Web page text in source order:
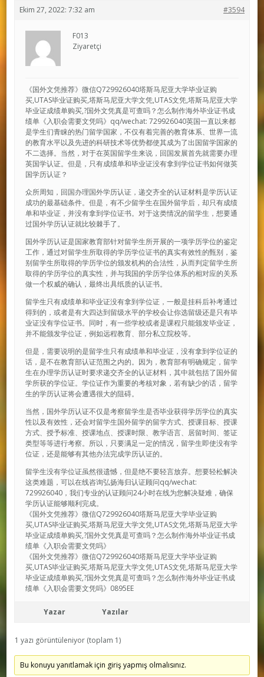
Ekim 27, 2022: 7:32 am #3594
F013
Ziyaretçi
《国外文凭推荐》微信Q729926040塔斯马尼亚大学毕业证购
买,UTAS毕业证购买,塔斯马尼亚大学文凭,UTAS文凭,塔斯马尼亚大学
毕业证成绩单购买,?国外文凭真是可查吗？怎么制作海外毕业证书成
绩单《入职会需要文凭吗》qq/wechat: 729926040英国一直以来都
是学生们青睐的热门留学国家，不仅有着完善的教育体系、世界一流
的教育水平以及先进的科研技术等优势都使其成为了出国留学国家的
不二选择。当然，对于在英国留学生来说，回国发展首先就需要办理
英国学认证。但是，只有成绩单和毕业证没有拿到学位证书如何做英
国学历认证？
众所周知，回国办理国外学历认证，递交齐全的认证材料是学历认证
成功的最基础条件。但是，有不少留学生在国外留学后，却只有成绩
单和毕业证，并没有拿到学位证书。对于这类情况的留学生，想要通
过国外学历认证就比较棘手了。
国外学历认证是国家教育部针对留学生所开展的一项学历学位的鉴定
工作，通过对留学生所取得的学历学位证书的真实有效性的甄别，鉴
别留学生所取得的学历学位的颁发机构的合法性，从而判定留学生所
取得的学历学位的真实性，并与我国的学历学位体系的相对应的关系
做一个权威的确认，最终出具纸质的认证书。
留学生只有成绩单和毕业证没有拿到学位证，一般是挂科后补考通过
得到的，或者是有大四达到留级水平的学校会让你选留级还是只有毕
业证没有学位证书。同时，有一些学校或者是课程只能颁发毕业证，
并不能颁发学位证，例如远程教育、部分私立院校等。
但是，需要说明的是留学生只有成绩单和毕业证，没有拿到学位证的
话，是不在教育部认证范围之内的。因为，教育部有明确规定，留学
生在办理学历认证时要求递交齐全的认证材料，其中就包括了国外留
学所获的学位证。学位证作为重要的考核对象，若有缺少的话，留学
生的学历认证将会遭遇很大的阻碍。
当然，国外学历认证不仅是考察留学生是否毕业获得学历学位的真实
性以及有效性，还会对留学生国外留学的留学方式、授课目标、授课
方式、授予标准、授课地点、授课时限、教学语言、居留时间、签证
类型等等进行考察。所以，只要满足一定的情况，留学生即使没有学
位证，还是能够有其他办法完成学历认证的。
留学生没有学位证虽然很遗憾，但是绝不要轻言放弃。想要轻松解决
这类难题，可以在线咨询弘扬海归认证顾问qq/wechat:
729926040，我们专业的认证顾问24小时在线为您解决疑难，确保
学历认证能够顺利完成。
《国外文凭推荐》微信Q729926040塔斯马尼亚大学毕业证购
买,UTAS毕业证购买,塔斯马尼亚大学文凭,UTAS文凭,塔斯马尼亚大学
毕业证成绩单购买,?国外文凭真是可查吗？怎么制作海外毕业证书成
绩单《入职会需要文凭吗》
《国外文凭推荐》微信Q729926040塔斯马尼亚大学毕业证购
买,UTAS毕业证购买,塔斯马尼亚大学文凭,UTAS文凭,塔斯马尼亚大学
毕业证成绩单购买,?国外文凭真是可查吗？怎么制作海外毕业证书成
绩单《入职会需要文凭吗》0895EE
Yazar Yazılar
1 yazı görüntüleniyor (toplam 1)
Bu konuyu yanıtlamak için giriş yapmış olmalısınız.